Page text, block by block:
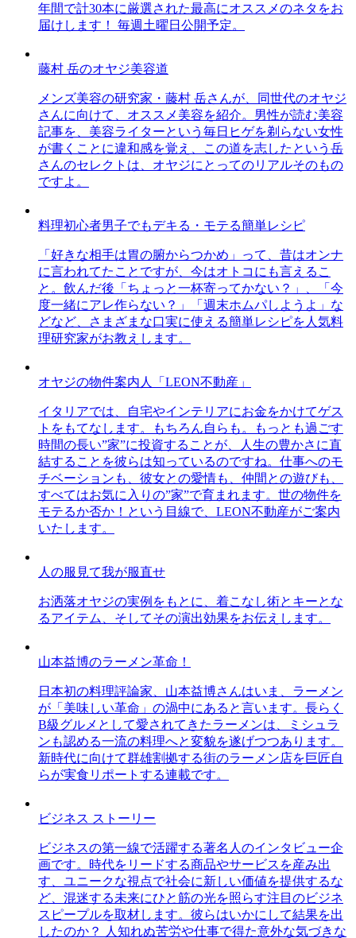
年間で計30本に厳選された最高にオススメのネタをお
届けします！ 毎週土曜日公開予定。
藤村 岳のオヤジ美容道
メンズ美容の研究家・藤村 岳さんが、同世代のオヤジ
さんに向けて、オススメ美容を紹介。男性が読む美容
記事を、美容ライターという毎日ヒゲを剃らない女性
が書くことに違和感を覚え、この道を志したという岳
さんのセレクトは、オヤジにとってのリアルそのもの
ですよ。
料理初心者男子でもデキる・モテる簡単レシピ
「好きな相手は胃の腑からつかめ」って、昔はオンナ
に言われてたことですが、今はオトコにも言えるこ
と。飲んだ後「ちょっと一杯寄ってかない？」、「今
度一緒にアレ作らない？」「週末ホムパしようよ」な
どなど、さまざまな口実に使える簡単レシピを人気料
理研究家がお教えします。
オヤジの物件案内人「LEON不動産」
イタリアでは、自宅やインテリアにお金をかけてゲス
トをもてなします。もちろん自らも。もっとも過ごす
時間の長い”家”に投資することが、人生の豊かさに直
結することを彼らは知っているのですね。仕事へのモ
チベーションも、彼女との愛情も、仲間との遊びも、
すべてはお気に入りの”家”で育まれます。世の物件を
モテるか否か！という目線で、LEON不動産がご案内
いたします。
人の服見て我が服直せ
お洒落オヤジの実例をもとに、着こなし術とキーとな
るアイテム、そしてその演出効果をお伝えします。
山本益博のラーメン革命！
日本初の料理評論家、山本益博さんはいま、ラーメン
が「美味しい革命」の渦中にあると言います。長らく
B級グルメとして愛されてきたラーメンは、ミシュラ
ンも認める一流の料理へと変貌を遂げつつあります。
新時代に向けて群雄割拠する街のラーメン店を巨匠自
らが実食リポートする連載です。
ビジネス ストーリー
ビジネスの第一線で活躍する著名人のインタビュー企
画です。時代をリードする商品やサービスを産み出
す、ユニークな視点で社会に新しい価値を提供するな
ど、混迷する未来にひと筋の光を照らす注目のビジネ
スピープルを取材します。彼らはいかにして結果を出
したのか？ 人知れぬ苦労や仕事で得た意外な気づきな